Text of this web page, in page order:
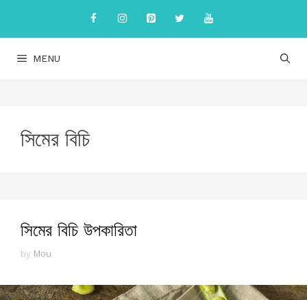
content
MENU
সিমের বিচি
সিমের বিচি উপকারিতা
by Mou